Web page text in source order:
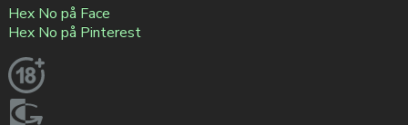
Hex No på Face
Hex No på Pinterest